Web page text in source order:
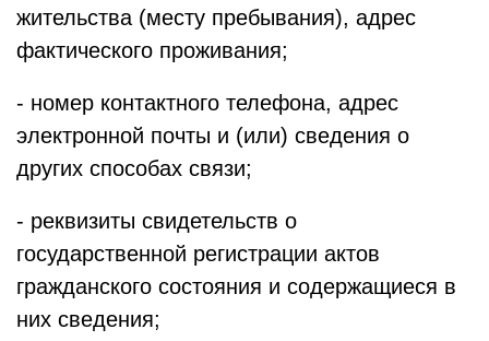
жительства (месту пребывания), адрес
фактического проживания;
- номер контактного телефона, адрес
электронной почты и (или) сведения о
других способах связи;
- реквизиты свидетельств о
государственной регистрации актов
гражданского состояния и содержащиеся в
них сведения;